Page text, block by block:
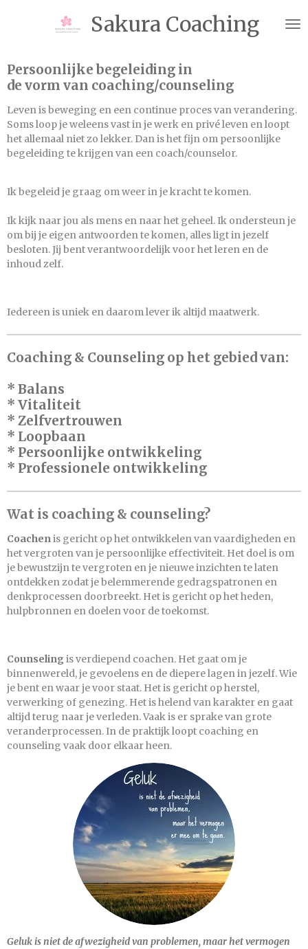
hoofdinhoud
Sakura Coaching
Persoonlijke begeleiding in
de vorm van coaching/counseling
Leven is beweging en een continue proces van verandering.
Soms loop je weleens vast in je werk en privé leven en loopt
het allemaal niet zo lekker. Dan is het fijn om persoonlijke
begeleiding te krijgen van een coach/counselor.
Ik begeleid je graag om weer in je kracht te komen.
Ik kijk naar jou als mens en naar het geheel. Ik ondersteun je
om bij je eigen antwoorden te komen, alles ligt in jezelf
besloten. Jij bent verantwoordelijk voor het leren en de
inhoud zelf.
Iedereen is uniek en daarom lever ik altijd maatwerk.
Coaching & Counseling op het gebied van:
* Balans
* Vitaliteit
* Zelfvertrouwen
* Loopbaan
* Persoonlijke ontwikkeling
* Professionele ontwikkeling
Wat is coaching & counseling?
Coachenis gericht op het ontwikkelen van vaardigheden en
het vergroten van je persoonlijke effectiviteit. Het doel is om
je bewustzijn te vergroten en je nieuwe inzichten te laten
ontdekken zodat je belemmerende gedragspatronen en
denkprocessen doorbreekt. Het is gericht op het heden,
hulpbronnen en doelen voor de toekomst.
Counseling is verdiepend coachen. Het gaat om je
binnenwereld, je gevoelens en de diepere lagen in jezelf. Wie
je bent en waar je voor staat. Het is gericht op herstel,
verwerking of genezing. Het is helend van karakter en gaat
altijd terug naar je verleden. Vaak is er sprake van grote
veranderprocessen. In de praktijk loopt coaching en
counseling vaak door elkaar heen.
Geluk is niet de afwezigheid van problemen, maar het vermogen